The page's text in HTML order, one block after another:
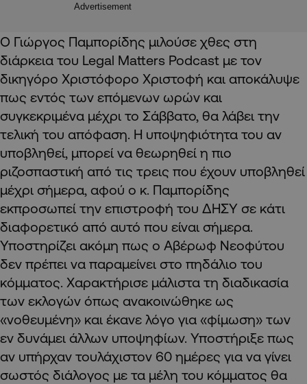
Advertisement
Ο Γιώργος Παμπορίδης μιλούσε χθες στη
διάρκεια του Legal Matters Podcast με τον
δικηγόρο Χριστόφορο Χριστοφή και αποκάλυψε
πως εντός των επόμενων ωρών και
συγκεκριμένα μέχρι το Σάββατο, θα λάβει την
τελική του απόφαση. Η υποψηφιότητα του αν
υποβληθεί, μπορεί να θεωρηθεί η πιο
ριζοσπαστική από τις τρεις που έχουν υποβληθεί
μέχρι σήμερα, αφού ο κ. Παμπορίδης
εκπροσωπεί την επιστροφή του ΔΗΣΥ σε κάτι
διαφορετικό από αυτό που είναι σήμερα.
Υποστηρίζει ακόμη πως ο Αβέρωφ Νεοφύτου
δεν πρέπει να παραμείνει στο πηδάλιο του
κόμματος. Χαρακτήρισε μάλιστα τη διαδικασία
των εκλογών όπως ανακοινώθηκε ως
«νοθευμένη» και έκανε λόγο για «φίμωση» των
εν δυνάμει άλλων υποψηφίων. Υποστήριξε πως
αν υπήρχαν τουλάχιστον 60 ημέρες για να γίνει
σωστός διάλογος με τα μέλη του κόμματος θα